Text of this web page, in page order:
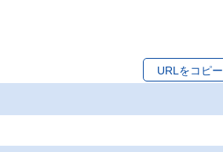
URLをコピー